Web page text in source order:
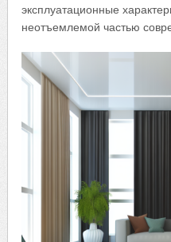
эксплуатационные
неотъемлемой частью